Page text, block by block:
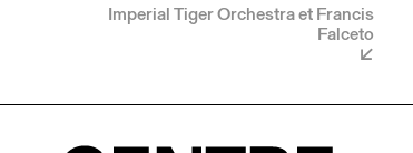
Imperial Tiger Orchestra et Francis
Falceto